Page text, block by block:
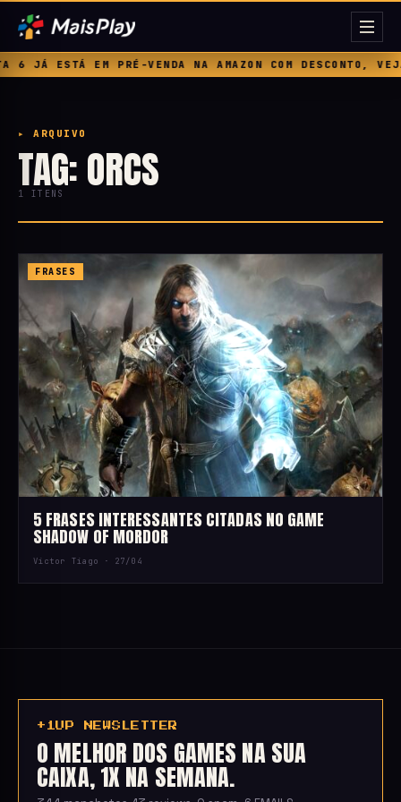
JÁ ESTÁ EM PRÉ-VENDA NA AMAZON COM DESCONTO,
▸ ARQUIVO
TAG: ORCS
1 ITENS
FRASES
5 FRASES INTERESSANTES CITADAS NO GAME
SHADOW OF MORDOR
Victor Tiago · 27/04
+1UP NEWSLETTER
O MELHOR DOS GAMES NA SUA
CAIXA, 1X NA SEMANA.